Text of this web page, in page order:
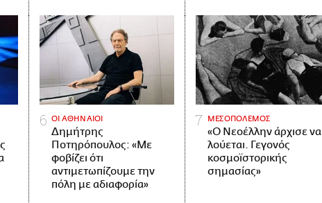
ΟΙ ΑΘΗΝΑΙΟΙ
Δημήτρης
Ποτηρόπουλος: «Με
φοβίζει ότι
αντιμετωπίζουμε την
πόλη με αδιαφορία»
ΜΕΣΟΠΟΛΕΜΟΣ
«Ο Νεοέλλην άρχισε να
λούεται. Γεγονός
κοσμοϊστορικής
σημασίας»